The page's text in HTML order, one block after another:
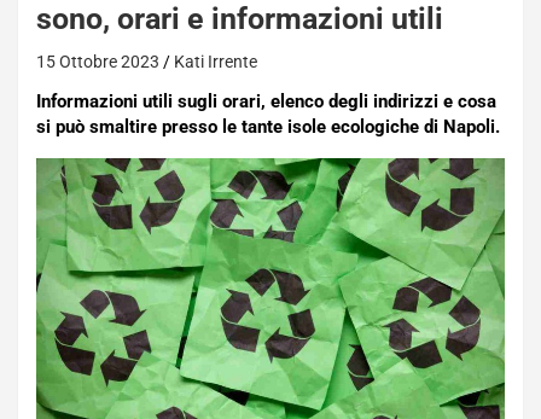
sono, orari e informazioni utili
15 Ottobre 2023 Kati Irrente
Informazioni utili sugli orari, elenco degli indirizzi e cosa
si può smaltire presso le tante isole ecologiche di Napoli.